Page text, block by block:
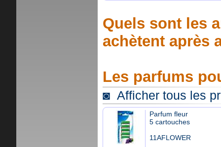
Quels sont les
achètent après
Les parfums
◙ Afficher tous les
Parfum fleur
5 cartouches
11AFLOWER